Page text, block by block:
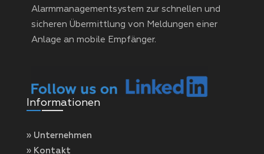
Alarmmanagementsystem zur schnellen und
sicheren Übermittlung von Meldungen einer
Anlage an mobile Empfänger.
Informationen
» Unternehmen
» Kontakt